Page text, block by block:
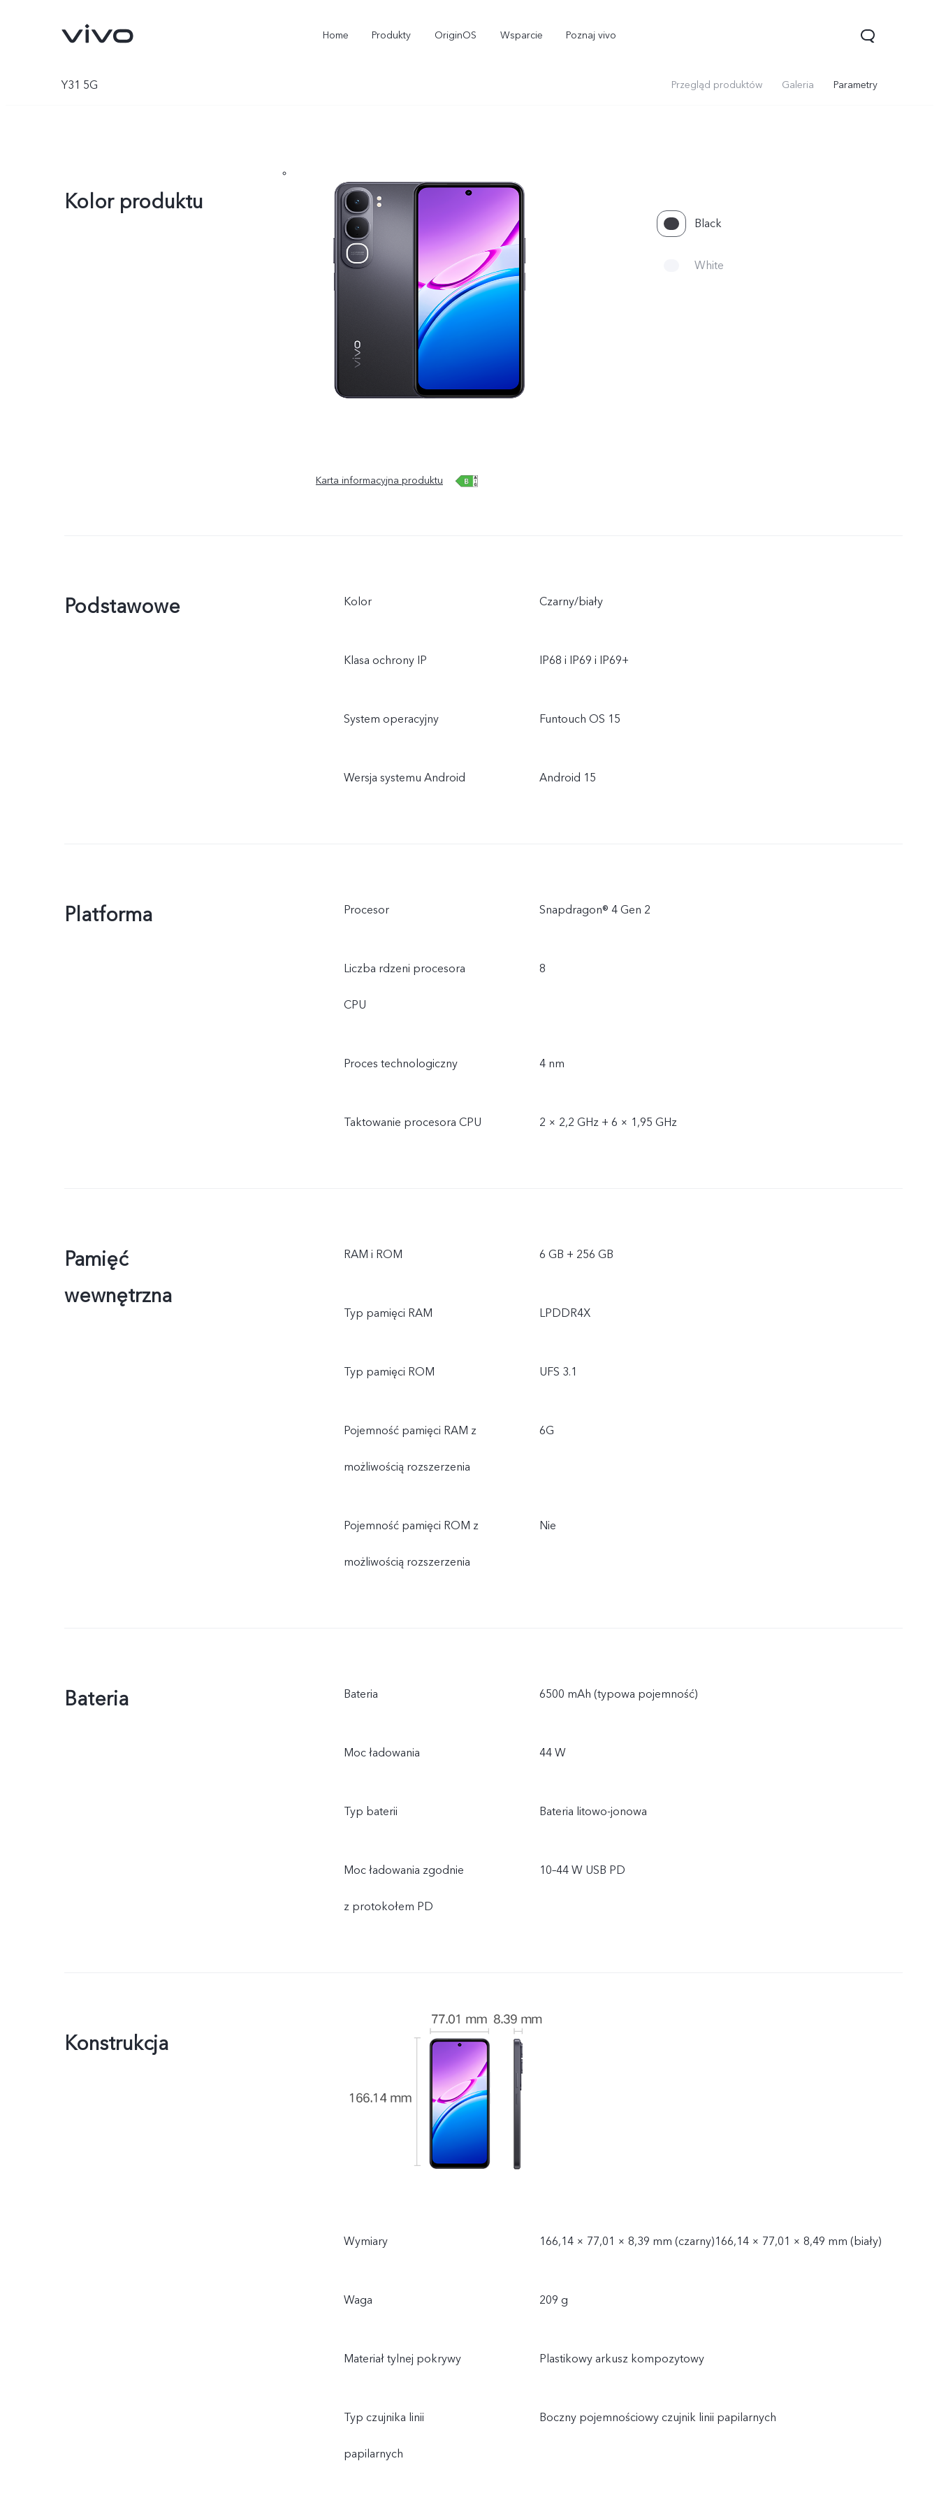
Home Produkty OriginOS Wsparcie Poznaj vivo
X300 Pro X300 Nowe:
Y31 5G Przegląd produktów Galeria Parametry
Kolor produktu
Black
White
Karta informacyjna produktu
Podstawowe Kolor Czarny/biały
Klasa ochrony IP IP68 i IP69 i IP69+
System operacyjny Funtouch OS 15
Wersja systemu Android Android 15
Platforma Procesor Snapdragon® 4 Gen 2
Liczba rdzeni procesora
CPU
8
Proces technologiczny 4 nm
Taktowanie procesora CPU 2 × 2,2 GHz + 6 × 1,95 GHz
Pamięć
wewnętrzna
RAM i ROM 6 GB + 256 GB
Typ pamięci RAM LPDDR4X
Typ pamięci ROM UFS 3.1
Pojemność pamięci RAM z
możliwością rozszerzenia
6G
Pojemność pamięci ROM z
możliwością rozszerzenia
Nie
Bateria Bateria 6500 mAh (typowa pojemność)
Moc ładowania 44 W
Typ baterii Bateria litowo-jonowa
Moc ładowania zgodnie
z protokołem PD
10–44 W USB PD
Konstrukcja
Wymiary 166,14 × 77,01 × 8,39 mm (czarny)166,14 × 77,01 × 8,49 mm (biały)
Waga 209 g
Materiał tylnej pokrywy Plastikowy arkusz kompozytowy
Typ czujnika linii
papilarnych
Boczny pojemnościowy czujnik linii papilarnych